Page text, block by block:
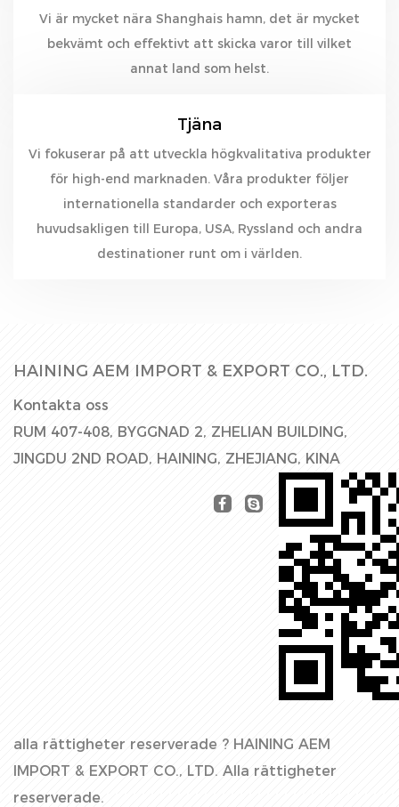
Vi är mycket nära Shanghais hamn, det är mycket
bekvämt och effektivt att skicka varor till vilket
annat land som helst.
Tjäna
Vi fokuserar på att utveckla högkvalitativa produkter
för high-end marknaden. Våra produkter följer
internationella standarder och exporteras
huvudsakligen till Europa, USA, Ryssland och andra
destinationer runt om i världen.
HAINING AEM IMPORT & EXPORT CO., LTD.
Kontakta oss
RUM 407-408, BYGGNAD 2, ZHELIAN BUILDING,
JINGDU 2ND ROAD, HAINING, ZHEJIANG, KINA
alla rättigheter reserverade ? HAINING AEM
IMPORT & EXPORT CO., LTD. Alla rättigheter
reserverade.